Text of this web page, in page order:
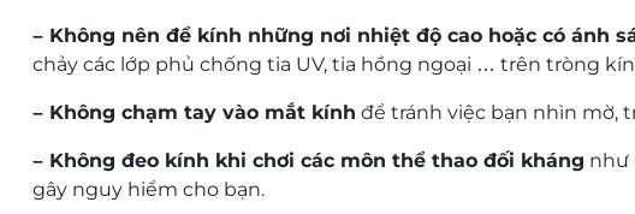
– Không nên để kính những nơi nhiệt độ cao hoặc có ánh
chảy các lớp phủ chống tia UV, tia hồng ngoại … trên tròng
– Không chạm tay vào mắt kính để tránh việc bạn nhìn mờ,
– Không đeo kính khi chơi các môn thể thao đối kháng như
gây nguy hiểm cho bạn.